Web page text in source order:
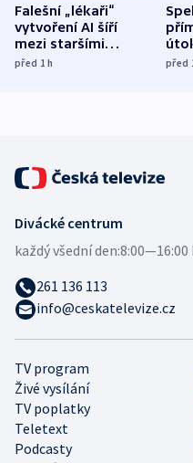
Falešní „lékaři“
vytvoření AI šíří
mezi staršími
Poláky nebezpečné
před 1h před
TV program
Živé vysílání
TV poplatky
Teletext
Podcasty
Divácké centrum
každý všední den:8:00—16:00
261 136 113
info@ceskatelevize.cz